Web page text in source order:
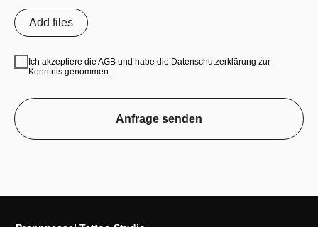
Add files
Ich akzeptiere die AGB und habe die Datenschutzerklärung zur
Kenntnis genommen.
Anfrage senden